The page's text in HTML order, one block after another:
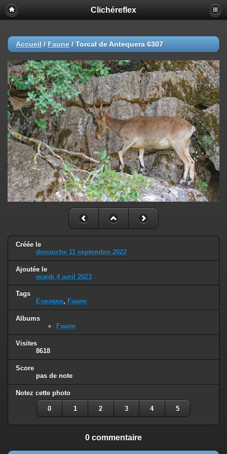
Clichéreflex
Accueil / Faune / Torcal de Antequera 6307
Créée le
dimanche 11 septembre 2022
Ajoutée le
mardi 4 avril 2023
Tags
Espagne, Faune
Albums
Faune
Visites
8618
Score
pas de note
Notez cette photo
0 1 2 3 4 5
0 commentaire